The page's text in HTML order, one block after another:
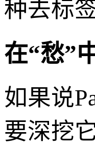
种去标
在“愁”
如果说
要深挖